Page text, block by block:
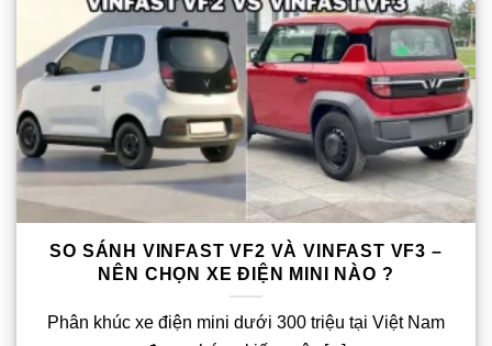
SO SÁNH VINFAST VF2 VÀ VINFAST VF3 –
NÊN CHỌN XE ĐIỆN MINI NÀO ?
Phân khúc xe điện mini dưới 300 triệu tại Việt Nam